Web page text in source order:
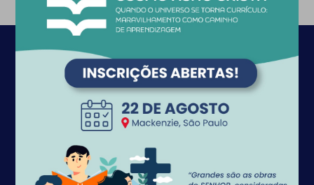
Contato
SGAS 906 Conjunto A Bloco 1 - Asa Sul
Brasília, DF
CEP 70.390-060
Atendimento:
atendimentoanep@gmail.com